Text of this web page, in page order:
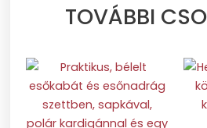
TOVÁBBI